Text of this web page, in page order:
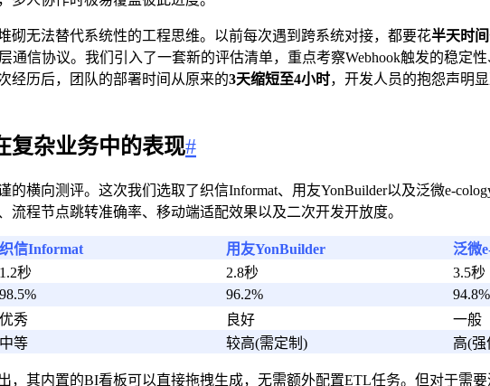
砌无法替代系统性的工程思维。以前每次遇到跨系统对接，都要花半天时间
通信协议。我们引入了一套新的评估清单，重点考察Webhook触发的稳定
经历后，团队的部署时间从原来的3天缩短至4小时，开发人员的抱怨声明
复杂业务中的表现#
横向测评。这次我们选取了织信Informat、用友YonBuilder以及泛微e-
程节点跳转准确率、移动端适配效果以及二次开发开放度。
织信Informat 用友YonBuilder 泛微
1.2秒 2.8秒 3.5秒
98.5% 96.2% 94.8%
优秀 良好 一般
中等 较高(需定制) 高(
，其内置的BI看板可以直接拖拽生成，无需额外配置ETL任务。但对于需